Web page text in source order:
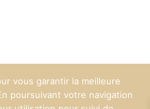
Espace Pro
vous garantir la meilleure
poursuivant votre navigation